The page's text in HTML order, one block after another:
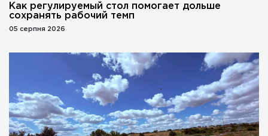
Как регулируемый стол помогает дольше
сохранять рабочий темп
05 серпня 2026